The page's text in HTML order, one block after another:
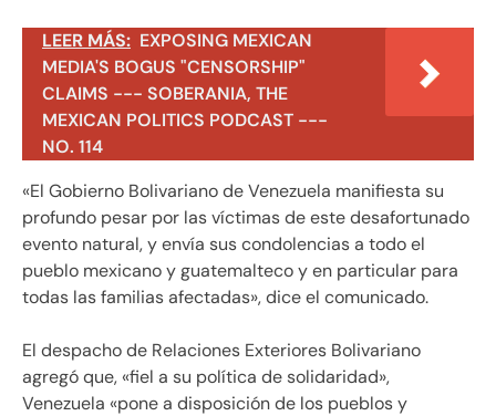
LEER MÁS: EXPOSING MEXICAN
MEDIA'S BOGUS "CENSORSHIP"
CLAIMS --- SOBERANIA, THE
MEXICAN POLITICS PODCAST ---
NO. 114
«El Gobierno Bolivariano de Venezuela manifiesta su
profundo pesar por las víctimas de este desafortunado
evento natural, y envía sus condolencias a todo el
pueblo mexicano y guatemalteco y en particular para
todas las familias afectadas», dice el comunicado.
El despacho de Relaciones Exteriores Bolivariano
agregó que, «fiel a su política de solidaridad»,
Venezuela «pone a disposición de los pueblos y